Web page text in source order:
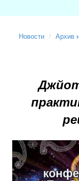
Новости Архив